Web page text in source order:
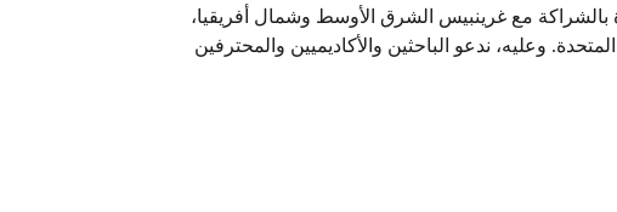
بالشراكة مع غرينبيس الشرق الأوسط وشمال أفريقيا،
وعليه، ندعو الباحثين والأكاديميين والمحترفين